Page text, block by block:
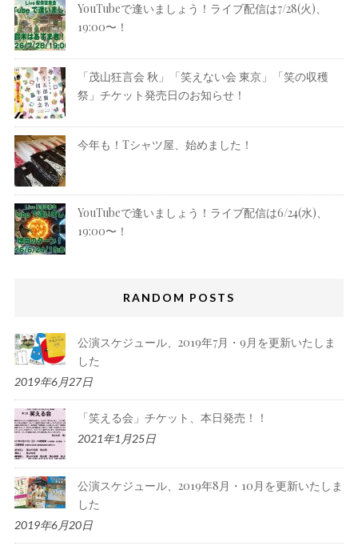
YouTubeで逢いましょう！ライブ配信は7/28(火)、
19:00〜！
「茂山狂言会 秋」「笑えない会 東京」「笑の収穫
祭」チケット発売日のお知らせ！
今年も！Tシャツ屋、始めました！
YouTubeで逢いましょう！ライブ配信は6/24(水)、
19:00〜！
RANDOM POSTS
公演スケジュール、2019年7月・9月を更新いたしま
した
2019年6月27日
「笑える会」チケット、本日発売！！
2021年1月25日
公演スケジュール、2019年8月・10月を更新いたしま
した
2019年6月20日